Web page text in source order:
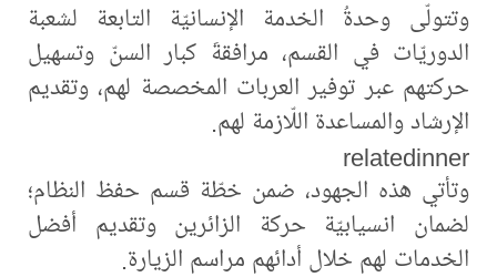
وتتولّى وحدةُ الخدمة الإنسانيّة التابعة لشعبة
الدوريّات في القسم، مرافقةَ كبار السنّ وتسهيل
حركتهم عبر توفير العربات المخصصة لهم، وتقديم
الإرشاد والمساعدة اللّازمة لهم.
relatedinner
وتأتي هذه الجهود، ضمن خطّة قسم حفظ النظام؛
لضمان انسيابيّة حركة الزائرين وتقديم أفضل
الخدمات لهم خلال أدائهم مراسم الزيارة.